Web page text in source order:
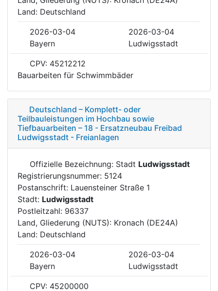
Land: Deutschland
2026-03-04
2026-03-04
Bayern
Ludwigsstadt
CPV: 45212212
Bauarbeiten für Schwimmbäder
Deutschland – Komplett- oder
Teilbauleistungen im Hochbau sowie
Tiefbauarbeiten – 18 - Ersatzneubau Freibad
Ludwigsstadt - Freianlagen
Offizielle Bezeichnung: Stadt Ludwigsstadt
Registrierungsnummer: 5124
Postanschrift: Lauensteiner Straße 1
Stadt: Ludwigsstadt
Postleitzahl: 96337
Land, Gliederung (NUTS): Kronach (DE24A)
Land: Deutschland
2026-03-04
2026-03-04
Bayern
Ludwigsstadt
CPV: 45200000